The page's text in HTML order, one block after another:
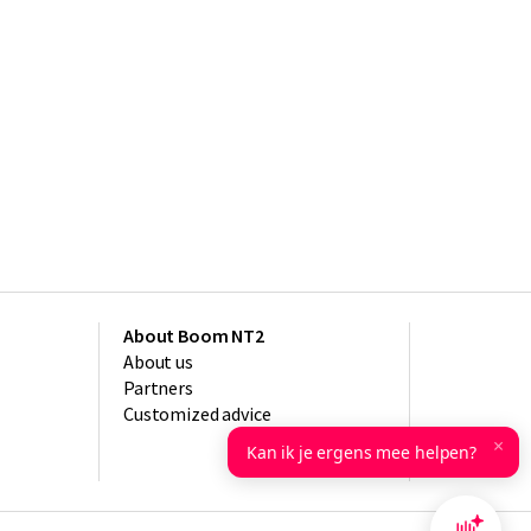
About Boom NT2
About us
Partners
Customized advice
Kan ik je ergens mee helpen? ×